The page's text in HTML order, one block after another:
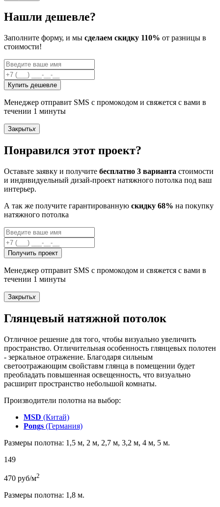
Нашли дешевле?
Заполните форму, и мы сделаем скидку 110% от разницы в
стоимости!
Купить дешевле
Менеджер отправит SMS с промокодом и свяжется с вами в
течении 1 минуты
Закрытьx
Понравился этот проект?
Оставьте заявку и получите бесплатно 3 варианта стоимости
и индивидуельный дизай-проект натяжного потолка под ваш
интерьер.
А так же получите гарантированную скидку 68% на покупку
натяжного потолка
Получить проект
Менеджер отправит SMS с промокодом и свяжется с вами в
течении 1 минуты
Закрытьx
Глянцевый натяжной потолок
Отличное решение для того, чтобы визуально увеличить
пространство. Отличительная особенность глянцевых полотен
- зеркальное отражение. Благодаря сильным
светоотражающим свойставм глянца в помещении будет
преобладать повышенная освещенность, что визуально
расширит пространство небольшой комнаты.
Производители полотна на выбор:
MSD (Китай)
Pongs (Германия)
Размеры полотна: 1,5 м, 2 м, 2,7 м, 3,2 м, 4 м, 5 м.
149
470 руб/м2
Размеры полотна: 1,8 м.